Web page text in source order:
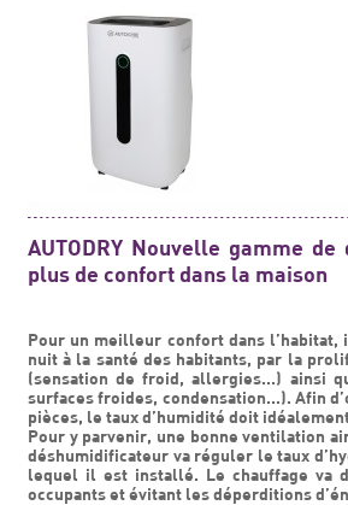
AUTODRY Nouvelle gamme
plus de confort dans la maison
Pour un meilleur confort dans
nuit à la santé des habitants, par la
(sensation de froid, allergies...) ainsi
surfaces froides, condensation...). Afin
pièces, le taux d’humidité doit
Pour y parvenir, une bonne ventilation
déshumidificateur va réguler le taux
lequel il est installé. Le chauffage va
occupants et évitant les déperditions